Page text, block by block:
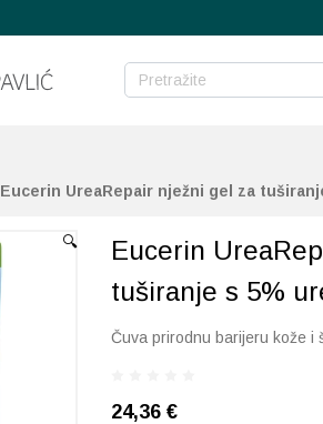
Eucerin UreaRepair nježni gel za
🔍
Eucerin
tuširanje s 5%
Čuva prirodnu barijeru kože i
24,36€